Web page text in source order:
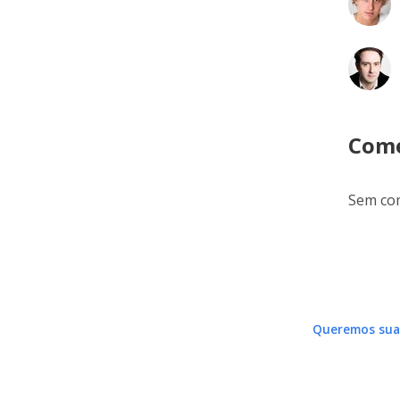
Sem
Queremos